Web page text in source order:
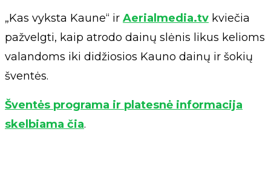
„Kas vyksta Kaune“ ir Aerialmedia.tv kviečia
pažvelgti, kaip atrodo dainų slėnis likus kelioms
valandoms iki didžiosios Kauno dainų ir šokių
šventės.
Šventės programa ir platesnė informacija
skelbiama čia.